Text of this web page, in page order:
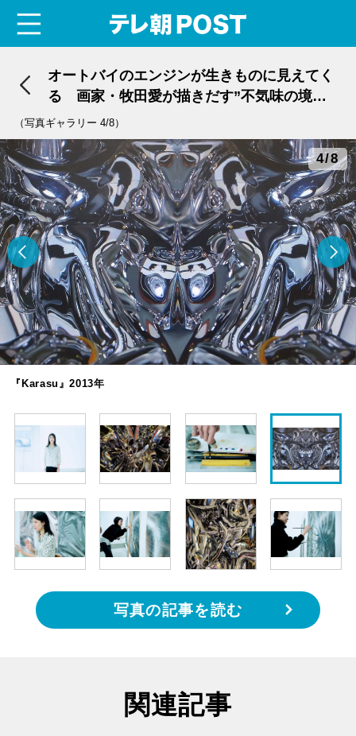
オートバイのエンジンが生きものに見えてく
る 画家・牧田愛が描きだす”不気味の境界
線”
（写真ギャラリー 4/8）
4/8
『Karasu』2013年
写真の記事を読む
関連記事